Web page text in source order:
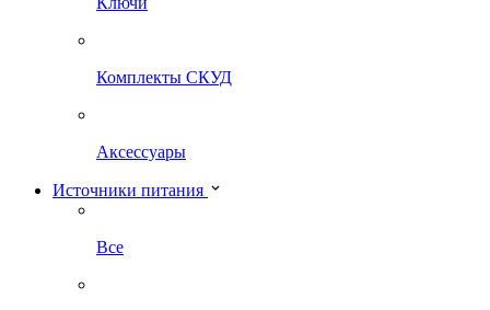
Комплекты СКУД
Аксессуары
Источники питания
Все